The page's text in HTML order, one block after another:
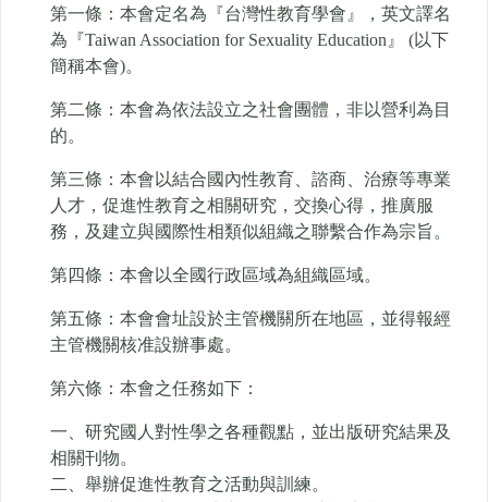
第一條：本會定名為『台灣性教育學會』，英文譯名
為『Taiwan Association for Sexuality Education』 (以下
簡稱本會)。
第二條：本會為依法設立之社會團體，非以營利為目
的。
第三條：本會以結合國內性教育、諮商、治療等專業
人才，促進性教育之相關研究，交換心得，推廣服
務，及建立與國際性相類似組織之聯繫合作為宗旨。
第四條：本會以全國行政區域為組織區域。
第五條：本會會址設於主管機關所在地區，並得報經
主管機關核准設辦事處。
第六條：本會之任務如下：
一、研究國人對性學之各種觀點，並出版研究結果及
相關刊物。
二、舉辦促進性教育之活動與訓練。